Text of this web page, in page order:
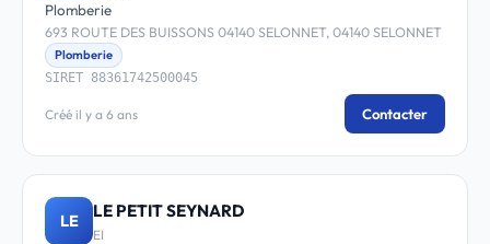
Plomberie
693 ROUTE DES BUISSONS 04140 SELONNET, 04140 SELONNET
Plomberie
SIRET 88361742500045
Créé il y a 6 ans Contacter
LE LE PETIT SEYNARD
EI